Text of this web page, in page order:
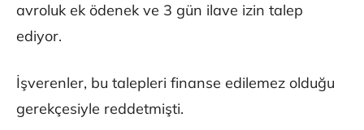
avroluk ek ödenek ve 3 gün ilave izin talep
ediyor.
İşverenler, bu talepleri finanse edilemez olduğu
gerekçesiyle reddetmişti.